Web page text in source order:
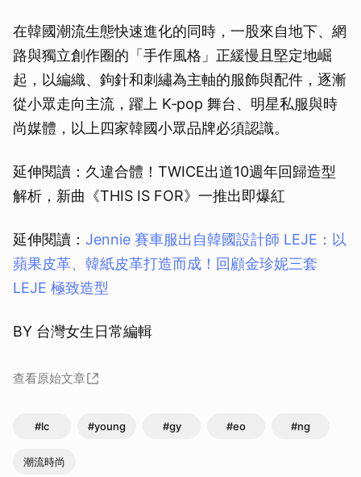
在韓國潮流生態快速進化的同時，一股來自地下、網
路與獨立創作圈的「手作風格」正緩慢且堅定地崛
起，以編織、鉤針和刺繡為主軸的服飾與配件，逐漸
從小眾走向主流，躍上 K‑pop 舞台、明星私服與時
尚媒體，以上四家韓國小眾品牌必須認識。
延伸閱讀：久違合體！TWICE出道10週年回歸造型
解析，新曲《THIS IS FOR》一推出即爆紅
延伸閱讀： Jennie 賽車服出自韓國設計師 LEJE：以
蘋果皮革、韓紙皮革打造而成！回顧金珍妮三套
LEJE 極致造型
BY 台灣女生日常編輯
查看原始文章
#lc #young #gy #eo #ng
潮流時尚